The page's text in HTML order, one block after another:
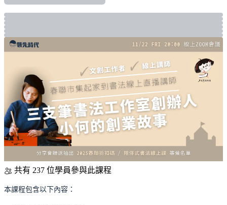
共有 237 位學員參與此課程
本課程包含以下內容：